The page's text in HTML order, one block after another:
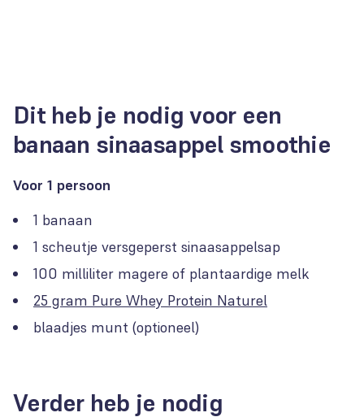
Dit heb je nodig voor een
banaan sinaasappel smoothie
Voor 1 persoon
1 banaan
1 scheutje versgeperst sinaasappelsap
100 milliliter magere of plantaardige melk
25 gram Pure Whey Protein Naturel
blaadjes munt (optioneel)
Verder heb je nodig